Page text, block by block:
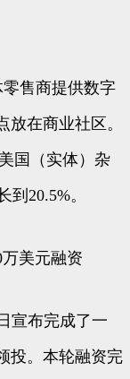
零售商提供数字
在商业社区。
国（实体）杂
20.5%。
万美元融资
宣布完成了一
投。本轮融资完